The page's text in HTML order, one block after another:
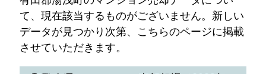
て、現在該当するものがございません。新しい
データが見つかり次第、こちらのページに掲載
させていただきます。